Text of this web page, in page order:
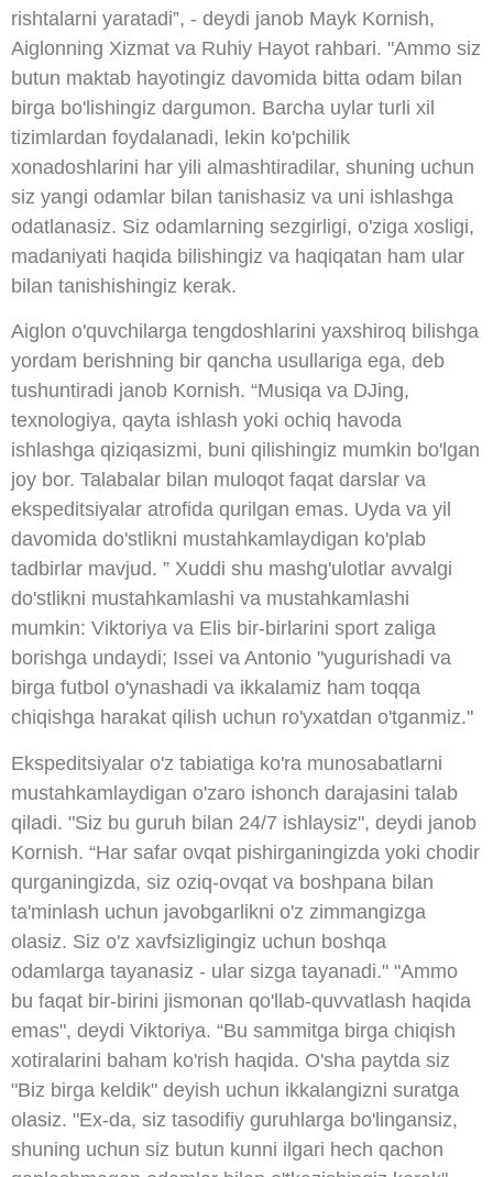
rishtalarni yaratadi”, - deydi janob Mayk Kornish,
Aiglonning Xizmat va Ruhiy Hayot rahbari. "Ammo siz
butun maktab hayotingiz davomida bitta odam bilan
birga bo'lishingiz dargumon. Barcha uylar turli xil
tizimlardan foydalanadi, lekin ko'pchilik
xonadoshlarini har yili almashtiradilar, shuning uchun
siz yangi odamlar bilan tanishasiz va uni ishlashga
odatlanasiz. Siz odamlarning sezgirligi, o'ziga xosligi,
madaniyati haqida bilishingiz va haqiqatan ham ular
bilan tanishishingiz kerak.
Aiglon o'quvchilarga tengdoshlarini yaxshiroq bilishga
yordam berishning bir qancha usullariga ega, deb
tushuntiradi janob Kornish. “Musiqa va DJing,
texnologiya, qayta ishlash yoki ochiq havoda
ishlashga qiziqasizmi, buni qilishingiz mumkin bo'lgan
joy bor. Talabalar bilan muloqot faqat darslar va
ekspeditsiyalar atrofida qurilgan emas. Uyda va yil
davomida do'stlikni mustahkamlaydigan ko'plab
tadbirlar mavjud. ” Xuddi shu mashg'ulotlar avvalgi
do'stlikni mustahkamlashi va mustahkamlashi
mumkin: Viktoriya va Elis bir-birlarini sport zaliga
borishga undaydi; Issei va Antonio "yugurishadi va
birga futbol o'ynashadi va ikkalamiz ham toqqa
chiqishga harakat qilish uchun ro'yxatdan o'tganmiz."
Ekspeditsiyalar o'z tabiatiga ko'ra munosabatlarni
mustahkamlaydigan o'zaro ishonch darajasini talab
qiladi. "Siz bu guruh bilan 24/7 ishlaysiz", deydi janob
Kornish. “Har safar ovqat pishirganingizda yoki chodir
qurganingizda, siz oziq-ovqat va boshpana bilan
ta'minlash uchun javobgarlikni o'z zimmangizga
olasiz. Siz o'z xavfsizligingiz uchun boshqa
odamlarga tayanasiz - ular sizga tayanadi." "Ammo
bu faqat bir-birini jismonan qo'llab-quvvatlash haqida
emas", deydi Viktoriya. “Bu sammitga birga chiqish
xotiralarini baham ko'rish haqida. O'sha paytda siz
"Biz birga keldik" deyish uchun ikkalangizni suratga
olasiz. "Ex-da, siz tasodifiy guruhlarga bo'lingansiz,
shuning uchun siz butun kunni ilgari hech qachon